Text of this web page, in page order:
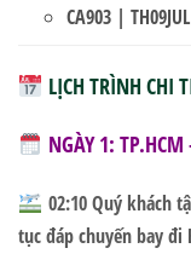
CA903 |
LỊCH TRÌNH CHI
NGÀY 1:
02:10 Quý khách
tục đáp chuyến bay đi